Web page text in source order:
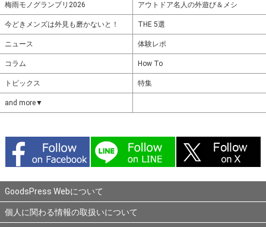
梅雨モノグランプリ2026 アウトドア名人の外遊び＆メシ
今どきメンズは外見も磨かないと！ THE 5選
ニュース 体験レポ
コラム How To
トピックス 特集
and more▼
GoodsPress Webについて
個人に関わる情報の取扱いについて